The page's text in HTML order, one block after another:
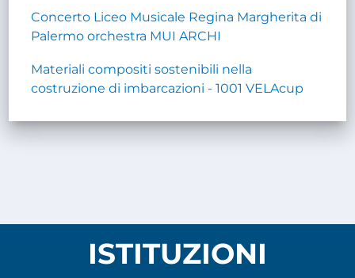
Concerto Liceo Musicale Regina Margherita di
Palermo orchestra MUI ARCHI
Materiali compositi sostenibili nella
costruzione di imbarcazioni - 1001 VELAcup
ISTITUZIONI